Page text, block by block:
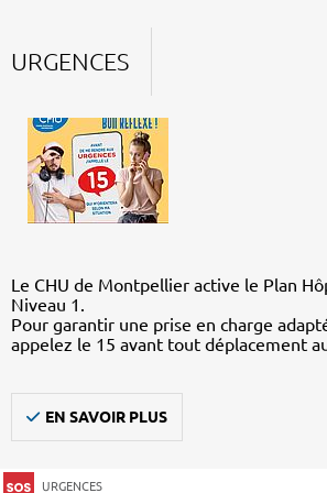
URGENCES
Le CHU de Montpellier active le Plan
Niveau 1.
Pour garantir une prise en charge
appelez le 15 avant tout déplacement
EN SAVOIR PLUS
URGENCES